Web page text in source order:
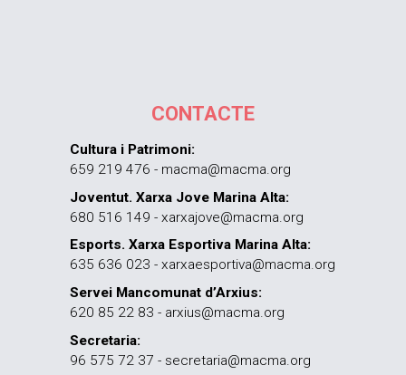
CONTACTE
Cultura i Patrimoni:
659 219 476 - macma@macma.org
Joventut. Xarxa Jove Marina Alta:
680 516 149 - xarxajove@macma.org
Esports. Xarxa Esportiva Marina Alta:
635 636 023 - xarxaesportiva@macma.org
Servei Mancomunat d’Arxius:
620 85 22 83 - arxius@macma.org
Secretaria:
96 575 72 37 - secretaria@macma.org